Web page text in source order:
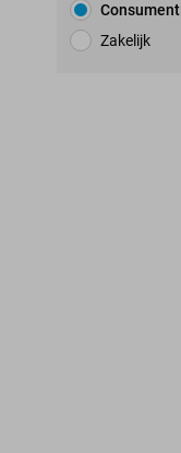
Consument
Zakelijk